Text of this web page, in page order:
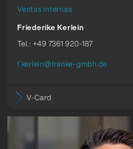
Ventas internas
Friederike Kerlein
Tel.: +49 7361 920-187
f.kerlein@franke-gmbh.de
V-Card